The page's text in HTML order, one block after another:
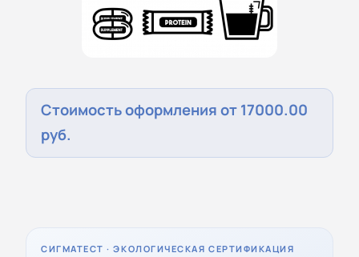
Стоимость оформления от 17000.00
руб.
СИГМАТЕСТ · ЭКОЛОГИЧЕСКАЯ СЕРТИФИКАЦИЯ